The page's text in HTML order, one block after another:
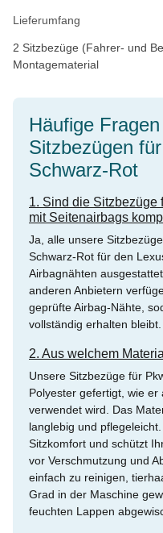
Lieferumfang
2 Sitzbezüge (Fahrer- und
Montagematerial
Häufige
Sitzbezügen
Schwarz-Rot
1. Sind die Sitzbezüge
mit Seitenairbags
Ja, alle unsere
Schwarz-Rot für den
Airbagnähten
anderen Anbietern
geprüfte Airbag-Nähte,
vollständig erhalten bleibt.
2. Aus welchem
Unsere Sitzbezüge für
Polyester gefertigt, wie
verwendet wird. Das
langlebig und
Sitzkomfort und schützt
vor Verschmutzung und
einfach zu reinigen,
Grad in der Maschine
feuchten Lappen